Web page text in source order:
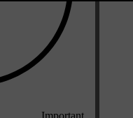
Important